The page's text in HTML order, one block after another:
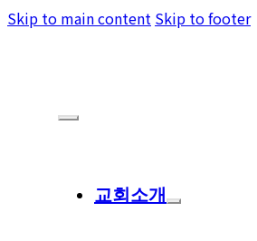
Skip to main content Skip to footer
교회소개